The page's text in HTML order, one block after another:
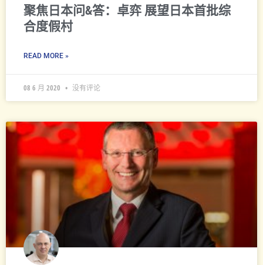
聚焦日本问&答：卓弈 展望日本首批综
合度假村
READ MORE »
08 6 月 2020 没有评论